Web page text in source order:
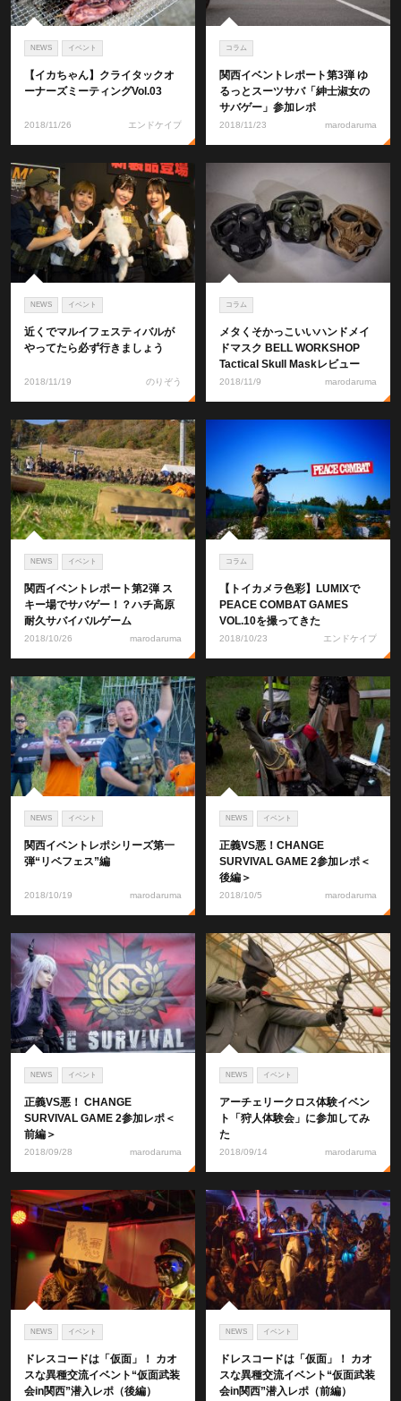
NEWS イベント
【イカちゃん】クライタックオ
ーナーズミーティングVol.03
2018/11/26 エンドケイプ
コラム
関西イベントレポート第3弾 ゆ
るっとスーツサバ「紳士淑女の
サバゲー」参加レポ
2018/11/23 marodaruma
NEWS イベント
近くでマルイフェスティバルが
やってたら必ず行きましょう
2018/11/19 のりぞう
コラム
メタくそかっこいいハンドメイ
ドマスク BELL WORKSHOP
Tactical Skull Maskレビュー
2018/11/9 marodaruma
NEWS イベント
関西イベントレポート第2弾 ス
キー場でサバゲー！？ハチ高原
耐久サバイバルゲーム
2018/10/26 marodaruma
コラム
【トイカメラ色彩】LUMIXで
PEACE COMBAT GAMES
VOL.10を撮ってきた
2018/10/23 エンドケイプ
NEWS イベント
関西イベントレポシリーズ第一
弾“リベフェス”編
2018/10/19 marodaruma
NEWS イベント
正義VS悪！CHANGE
SURVIVAL GAME 2参加レポ＜
後編＞
2018/10/5 marodaruma
NEWS イベント
正義VS悪！ CHANGE
SURVIVAL GAME 2参加レポ＜
前編＞
2018/09/28 marodaruma
NEWS イベント
アーチェリークロス体験イベン
ト「狩人体験会」に参加してみ
た
2018/09/14 marodaruma
NEWS イベント
ドレスコードは「仮面」！ カオ
スな異種交流イベント“仮面武装
会in関西”潜入レポ（後編）
NEWS イベント
ドレスコードは「仮面」！ カオ
スな異種交流イベント“仮面武装
会in関西”潜入レポ（前編）